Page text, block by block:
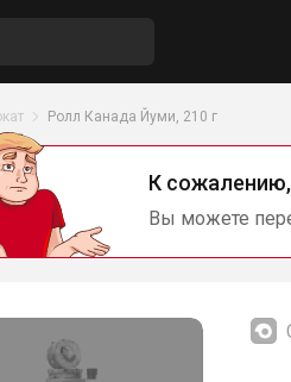
Ролл Канада Йуми, 210 г
К сожалению,
Вы можете